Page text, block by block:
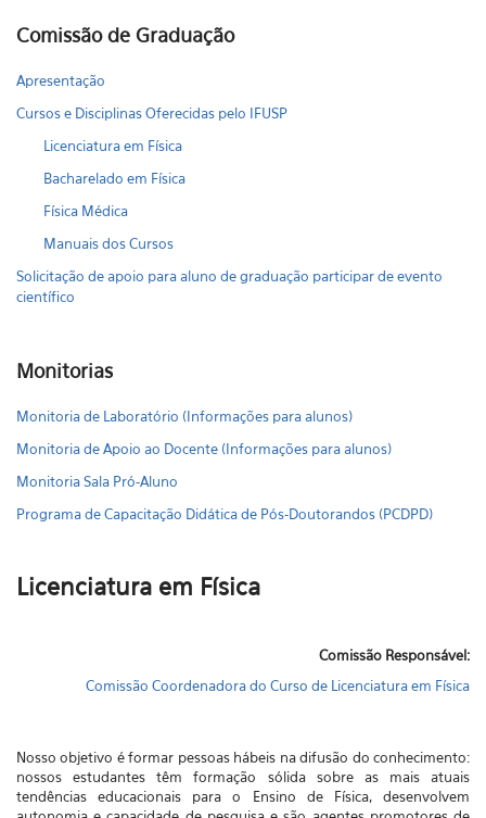
Comissão de Graduação
Apresentação
Cursos e Disciplinas Oferecidas pelo IFUSP
Licenciatura em Física
Bacharelado em Física
Física Médica
Manuais dos Cursos
Solicitação de apoio para aluno de graduação participar de evento
científico
Monitorias
Monitoria de Laboratório (Informações para alunos)
Monitoria de Apoio ao Docente (Informações para alunos)
Monitoria Sala Pró-Aluno
Programa de Capacitação Didática de Pós-Doutorandos (PCDPD)
Licenciatura em Física
Comissão Responsável:
Comissão Coordenadora do Curso de Licenciatura em Física
Nosso objetivo é formar pessoas hábeis na difusão do conhecimento:
nossos estudantes têm formação sólida sobre as mais atuais
tendências educacionais para o Ensino de Física, desenvolvem